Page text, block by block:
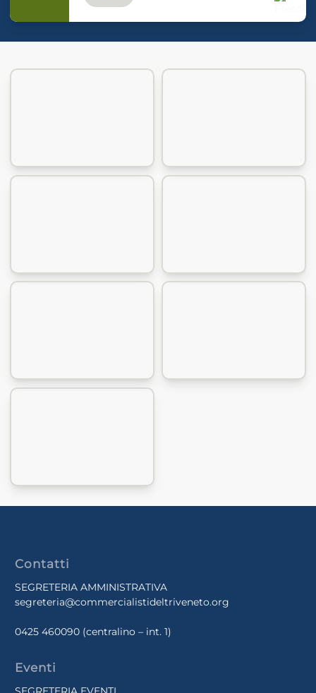
Contatti
SEGRETERIA AMMINISTRATIVA
segreteria@commercialistideltriveneto.org
0425 460090 (centralino – int. 1)
Eventi